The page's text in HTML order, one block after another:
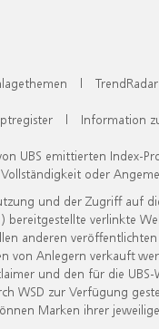
| TrendRadar
| Information
UBS emittierten Index-
oder
und der Zugriff auf
verlinkte
anderen
Anlegern verkauft
und den für die UBS-
zur Verfügung
Marken ihrer